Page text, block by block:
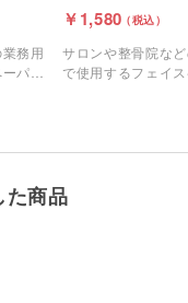
務用
パー
1,580
サロンや整骨院な
で使用するフェイス
た商品